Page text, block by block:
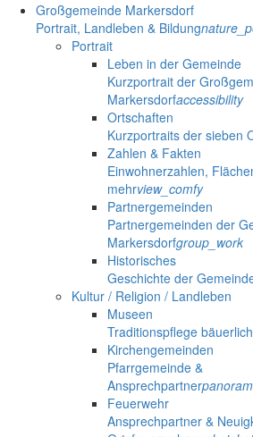
Großgemeinde Markersdorf
Portrait, Landleben & Bildung
Portrait
Leben in der Gemeinde
Kurzportrait der
Markersdorfaccessibility
Ortschaften
Kurzportraits der sieben
Zahlen & Fakten
Einwohnerzahlen,
mehrview_comfy
Partnergemeinden
Partnergemeinden der
Markersdorfgroup_work
Historisches
Geschichte der
Kultur / Religion / Landleben
Museen
Traditionspflege
Kirchengemeinden
Pfarrgemeinde &
Ansprechpartner
Feuerwehr
Ansprechpartner &